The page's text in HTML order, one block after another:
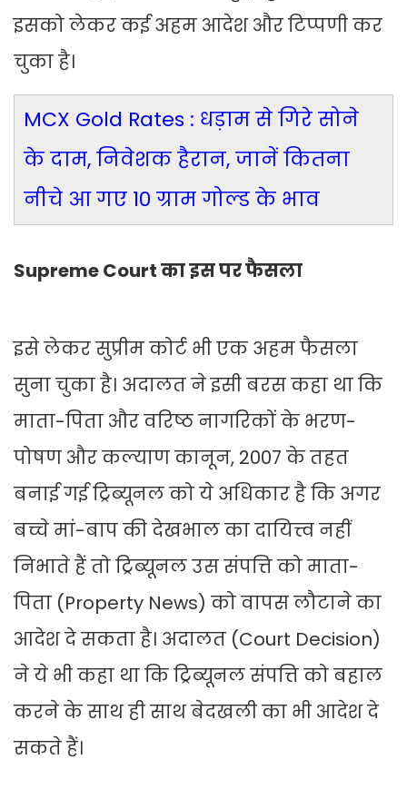
इसको लेकर कई अहम आदेश और टिप्पणी कर
चुका है।
MCX Gold Rates : धड़ाम से गिरे सोने
के दाम, निवेशक हैरान, जानें कितना
नीचे आ गए 10 ग्राम गोल्ड के भाव
Supreme Court का इस पर फैसला
इसे लेकर सुप्रीम कोर्ट भी एक अहम फैसला
सुना चुका है। अदालत ने इसी बरस कहा था कि
माता-पिता और वरिष्ठ नागरिकों के भरण-
पोषण और कल्याण कानून, 2007 के तहत
बनाई गई ट्रिब्यूनल को ये अधिकार है कि अगर
बच्चे मां-बाप की देखभाल का दायित्त्व नहीं
निभाते हैं तो ट्रिब्यूनल उस संपत्ति को माता-
पिता (Property News) को वापस लौटाने का
आदेश दे सकता है। अदालत (Court Decision)
ने ये भी कहा था कि ट्रिब्यूनल संपत्ति को बहाल
करने के साथ ही साथ बेदखली का भी आदेश दे
सकते हैं।